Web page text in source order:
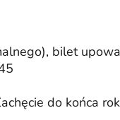
bilet
do końca